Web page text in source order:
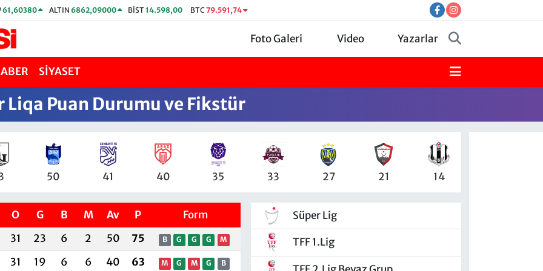
61,60380 ALTIN 6862,09000 BİST14.598,00 BTC 79.591,74
Foto Galeri Video Yazarlar
SİYASET
Puan Durumu ve Fikstür
50 41 40 35 33 27 21 14
O G B M Av P
Form
31 23 6 2 50 75 B G G G M
31 19 6 6 40 63 M G M G B
Süper Lig
TFF 1.Lig